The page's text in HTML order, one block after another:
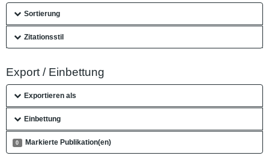
Sortierung
Zitationsstil
Export / Einbettung
Exportieren als
Einbettung
0 Markierte Publikation(en)